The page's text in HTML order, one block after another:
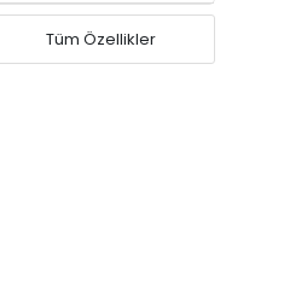
Tüm Özellikler